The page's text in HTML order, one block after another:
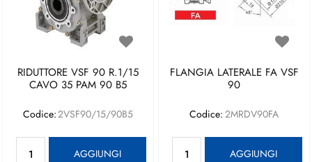
RIDUTTORE VSF 90 R.1/15
CAVO 35 PAM 90 B5
Codice:2VSF90/15/90B5
AGGIUNGI
FLANGIA LATERALE FA VSF
90
Codice: 2MRDV90FA
AGGIUNGI